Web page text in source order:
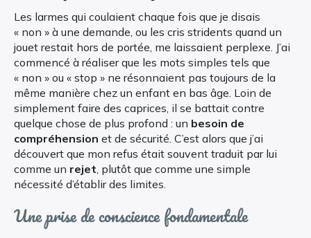
Les larmes qui coulaient chaque fois que je disais
« non » à une demande, ou les cris stridents quand un
jouet restait hors de portée, me laissaient perplexe. J’ai
commencé à réaliser que les mots simples tels que
« non » ou « stop » ne résonnaient pas toujours de la
même manière chez un enfant en bas âge. Loin de
simplement faire des caprices, il se battait contre
quelque chose de plus profond : un besoin de
compréhension et de sécurité. C’est alors que j’ai
découvert que mon refus était souvent traduit par lui
comme un rejet , plutôt que comme une simple
nécessité d’établir des limites.
Une prise de conscience fondamentale